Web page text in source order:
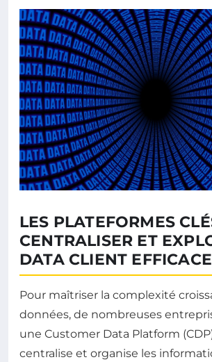
LES PLATEFORMES
CENTRALISER ET
DATA CLIENT
Pour maîtriser la complexité
données, de nombreuses
une Customer Data Platform
centralise et organise les